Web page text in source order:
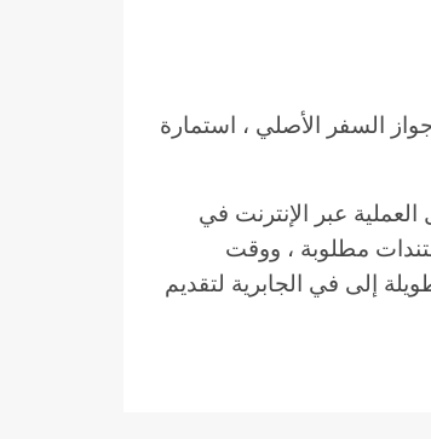
السفر الأصلي ، استمارة
عبر الإنترنت في
مستندات مطلوبة ، ووقت
إلى في الجابرية لتقديم